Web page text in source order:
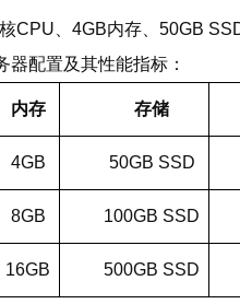
、4GB内存、50GB
配置及其性能指标：
内存 存储
4GB 50GB SSD
8GB 100GB SSD
16GB 500GB SSD